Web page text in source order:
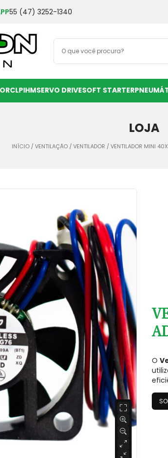
55 (47) 3252-1340
CLPIHMSERVO DRIVESOFT STARTER
LOJA
INÍCIO/VENTILAÇÃO/VENTILADOR / VENTILADOR MINI
O